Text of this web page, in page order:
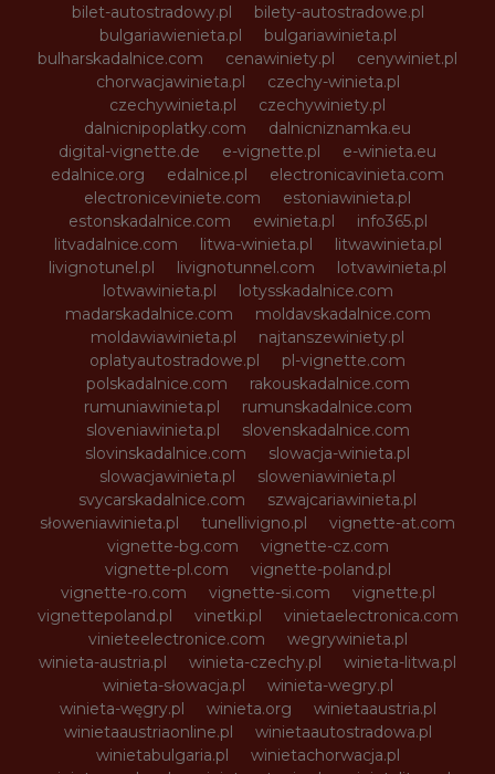
bilet-autostradowy.pl
bilety-autostradowe.pl
bulgariawienieta.pl
bulgariawinieta.pl
bulharskadalnice.com
cenawiniety.pl
cenywiniet.pl
chorwacjawinieta.pl
czechy-winieta.pl
czechywinieta.pl
czechywiniety.pl
dalnicnipoplatky.com
dalnicniznamka.eu
digital-vignette.de
e-vignette.pl
e-winieta.eu
edalnice.org
edalnice.pl
electronicavinieta.com
electroniceviniete.com
estoniawinieta.pl
estonskadalnice.com
ewinieta.pl
info365.pl
litvadalnice.com
litwa-winieta.pl
litwawinieta.pl
livignotunel.pl
livignotunnel.com
lotvawinieta.pl
lotwawinieta.pl
lotysskadalnice.com
madarskadalnice.com
moldavskadalnice.com
moldawiawinieta.pl
najtanszewiniety.pl
oplatyautostradowe.pl
pl-vignette.com
polskadalnice.com
rakouskadalnice.com
rumuniawinieta.pl
rumunskadalnice.com
sloveniawinieta.pl
slovenskadalnice.com
slovinskadalnice.com
slowacja-winieta.pl
slowacjawinieta.pl
sloweniawinieta.pl
svycarskadalnice.com
szwajcariawinieta.pl
słoweniawinieta.pl
tunellivigno.pl
vignette-at.com
vignette-bg.com
vignette-cz.com
vignette-pl.com
vignette-poland.pl
vignette-ro.com
vignette-si.com
vignette.pl
vignettepoland.pl
vinetki.pl
vinietaelectronica.com
vinieteelectronice.com
wegrywinieta.pl
winieta-austria.pl
winieta-czechy.pl
winieta-litwa.pl
winieta-słowacja.pl
winieta-wegry.pl
winieta-węgry.pl
winieta.org
winietaaustria.pl
winietaaustriaonline.pl
winietaautostradowa.pl
winietabulgaria.pl
winietachorwacja.pl